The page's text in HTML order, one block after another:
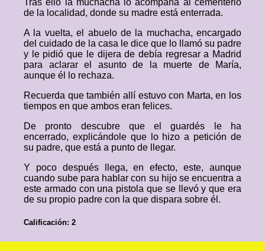
Tras ello la muchacha lo acompaña al cementerio
de la localidad, donde su madre está enterrada.
A la vuelta, el abuelo de la muchacha, encargado
del cuidado de la casa le dice que lo llamó su padre
y le pidió que le dijera de debía regresar a Madrid
para aclarar el asunto de la muerte de María,
aunque él lo rechaza.
Recuerda que también allí estuvo con Marta, en los
tiempos en que ambos eran felices.
De pronto descubre que el guardés le ha
encerrado, explicándole que lo hizo a petición de
su padre, que está a punto de llegar.
Y poco después llega, en efecto, este, aunque
cuando sube para hablar con su hijo se encuentra a
este armado con una pistola que se llevó y que era
de su propio padre con la que dispara sobre él.
Calificación: 2